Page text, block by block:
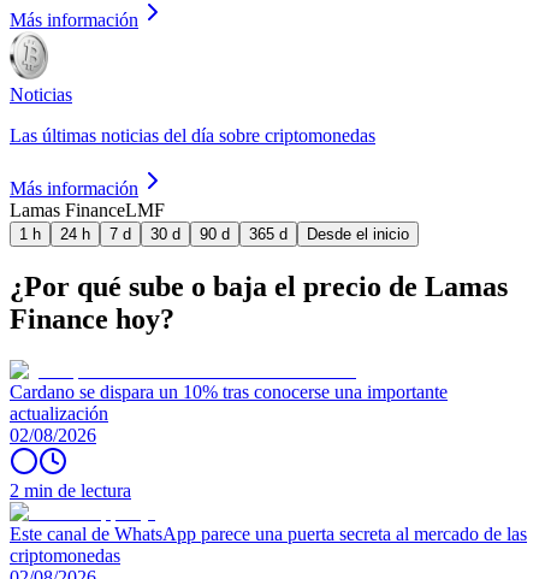
Más información
Noticias
Las últimas noticias del día sobre criptomonedas
Más información
Lamas FinanceLMF
1 h 24 h 7 d 30 d 90 d 365 d Desde el inicio
¿Por qué sube o baja el precio de Lamas
Finance hoy?
Cardano se dispara un 10% tras conocerse una importante
actualización
02/08/2026
2 min de lectura
Este canal de WhatsApp parece una puerta secreta al mercado de las
criptomonedas